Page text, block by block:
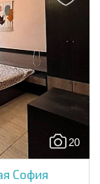
20
София